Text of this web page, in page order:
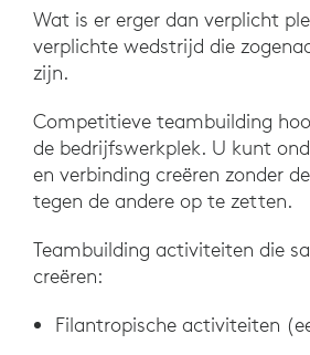
Wat is er erger dan verplicht
verplichte wedstrijd die
zijn.
Competitieve teambuilding
de bedrijfswerkplek. U kunt
en verbinding creëren zonder
tegen de andere op te zetten.
Teambuilding activiteiten die
creëren:
Filantropische activiteiten